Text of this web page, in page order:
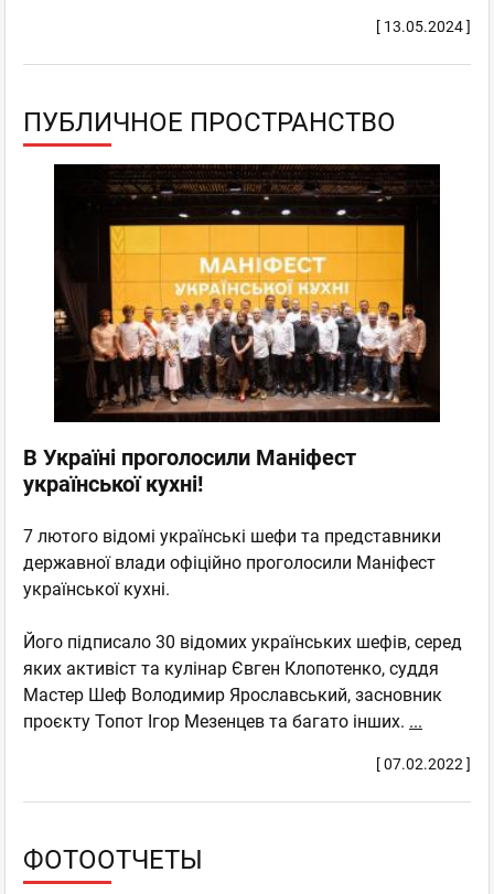
[ 13.05.2024 ]
ПУБЛИЧНОЕ ПРОСТРАНСТВО
В Україні проголосили Маніфест
української кухні!
7 лютого відомі українські шефи та представники
державної влади офіційно проголосили Маніфест
української кухні.
Його підписало 30 відомих українських шефів, серед
яких активіст та кулінар Євген Клопотенко, суддя
Мастер Шеф Володимир Ярославський, засновник
проєкту Топот Ігор Мезенцев та багато інших. ...
[ 07.02.2022 ]
ФОТООТЧЕТЫ